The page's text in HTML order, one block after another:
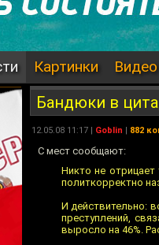
Картинки Видео
Бандюки в
12.05.08 11:17 | Goblin | 882
С мест сообщают:
Никто не
политкорректно
И действительно:
преступлений,
выросло на 46%.